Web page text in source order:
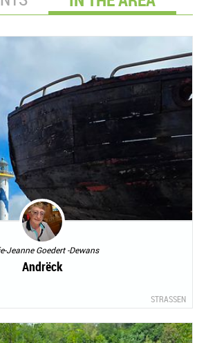
Jeanne Goedert -Dewans
Andrëck
STRASSEN